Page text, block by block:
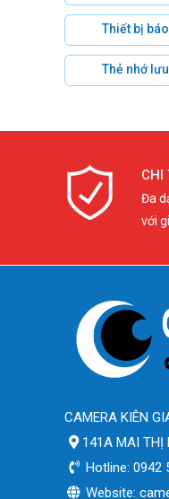
Thiết bị
Thẻ nhớ
CHI
Đa
với
CAMERA KIÊN
141A MAI THỊ
Hotline: 0942
Website: